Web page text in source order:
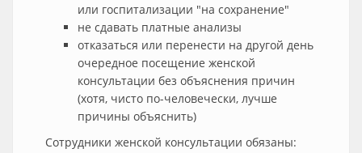
или госпитализации "на сохранение"
не сдавать платные анализы
отказаться или перенести на другой день
очередное посещение женской
консультации без объяснения причин
(хотя, чисто по-человечески, лучше
причины объяснить)
Сотрудники женской консультации обязаны: